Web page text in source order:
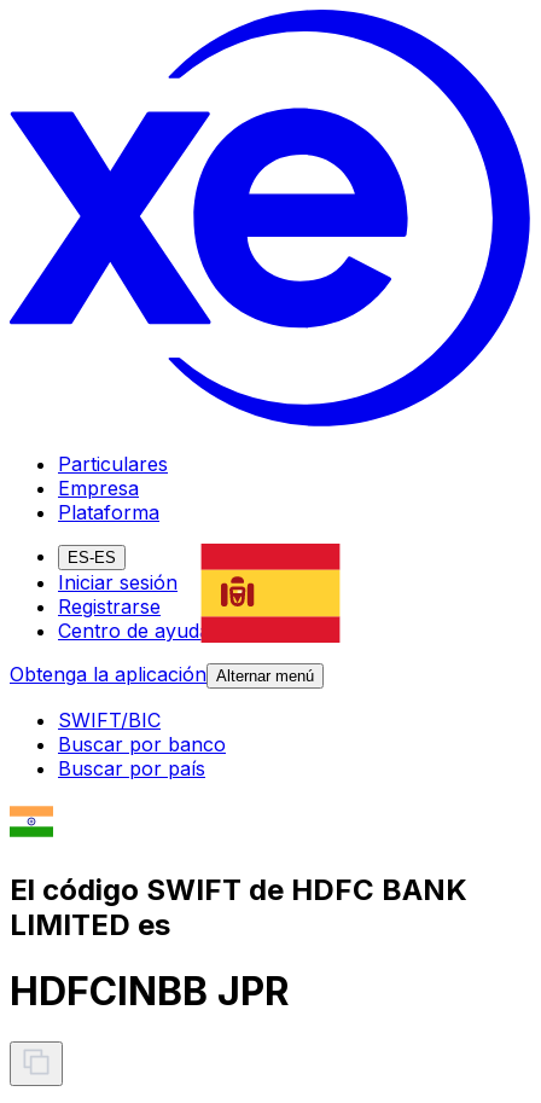
Particulares
Empresa
Plataforma
ES-ES
Iniciar sesión
Registrarse
Centro de ayuda
Obtenga la aplicación Alternar menú
SWIFT/BIC
Buscar por banco
Buscar por país
El código SWIFT de HDFC BANK
LIMITED es
HDFCINBB JPR